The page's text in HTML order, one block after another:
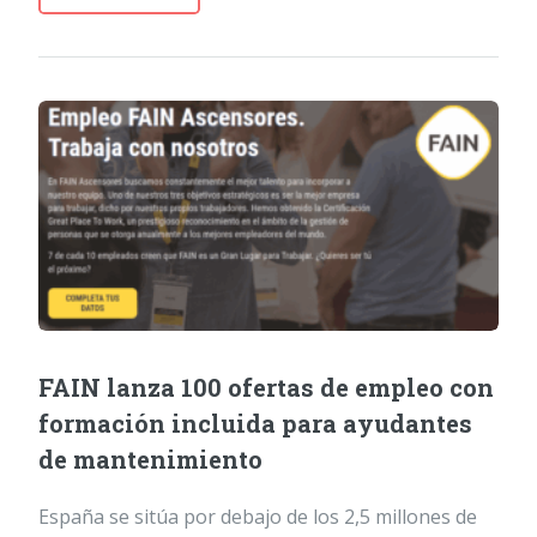
FAIN lanza 100 ofertas de empleo con
formación incluida para ayudantes
de mantenimiento
España se sitúa por debajo de los 2,5 millones de